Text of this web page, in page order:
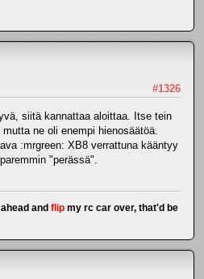
#1326
siitä kannattaa aloittaa. Itse tein
ne oli enempi hienosäätöä.
:mrgreen: XB8 verrattuna kääntyy
"perässä".
and flip my rc car over, that'd be